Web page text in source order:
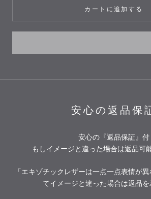
カートに追加する
安心の返品保
安心の『返品保証』付
もしイメージと違った場合は返品可
「エキゾチックレザーは一点一点表情が
てイメージと違った場合は返品を